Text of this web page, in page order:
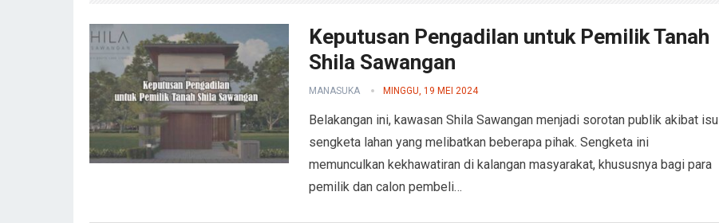
Keputusan Pengadilan untuk Pemilik Tanah
Shila Sawangan
MANASUKA MINGGU, 19 MEI 2024
Belakangan ini, kawasan Shila Sawangan menjadi sorotan publik akibat isu
sengketa lahan yang melibatkan beberapa pihak. Sengketa ini
memunculkan kekhawatiran di kalangan masyarakat, khususnya bagi para
pemilik dan calon pembeli…